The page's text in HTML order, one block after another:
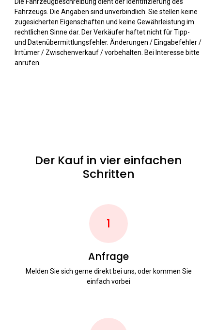
Fahrzeugs. Die Angaben sind unverbindlich. Sie stellen keine
zugesicherten Eigenschaften und keine Gewährleistung im
rechtlichen Sinne dar. Der Verkäufer haftet nicht für Tipp-
und Datenübermittlungsfehler. Änderungen / Eingabefehler /
Irrtümer / Zwischenverkauf / vorbehalten. Bei Interesse bitte
anrufen.
Der Kauf in vier einfachen
Schritten
1
Anfrage
Melden Sie sich gerne direkt bei uns, oder kommen Sie
einfach vorbei